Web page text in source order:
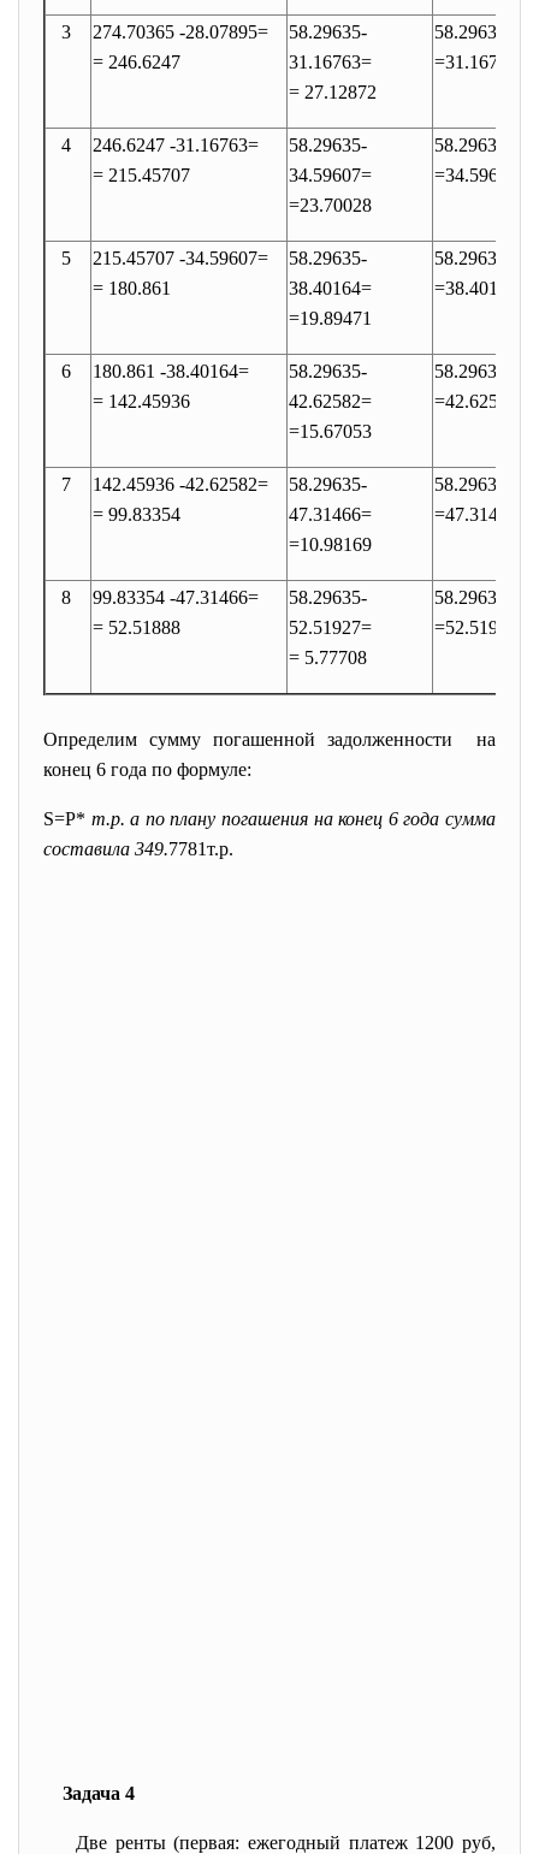
3
274.70365 -28.07895=
= 246.6247
58.29635-
31.16763=
= 27.12872
58.29635-
=31.16763
4
246.6247 -31.16763=
= 215.45707
58.29635-
34.59607=
=23.70028
58.29635-
=34.59607
5
215.45707 -34.59607=
= 180.861
58.29635-
38.40164=
=19.89471
58.29635-
=38.40164
6
180.861 -38.40164=
= 142.45936
58.29635-
42.62582=
=15.67053
58.29635-
=42.62582
7
142.45936 -42.62582=
= 99.83354
58.29635-
47.31466=
=10.98169
58.29635-
=47.31466
8
99.83354 -47.31466=
= 52.51888
58.29635-
52.51927=
= 5.77708
58.29635-
=52.51927-
Определим сумму погашенной задолженности на
конец 6 года по формуле:
S=P* т.р. а по плану погашения на конец 6 года сумма
составила 349.7781т.р.
Задача 4
Две ренты (первая: ежегодный платеж 1200 руб,